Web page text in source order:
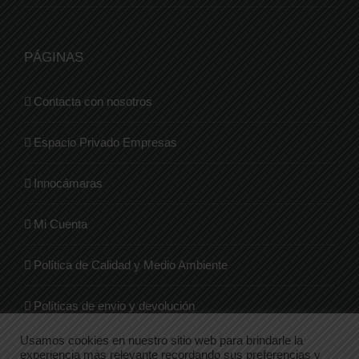
PÁGINAS
Contacta con nosotros
Espacio Privado Empresas
Innocámaras
Mi Cuenta
Política de Calidad y Medio Ambiente
Políticas de envio y devolución
Quienes Somos
Usamos cookies en nuestro sitio web para brindarle la
experiencia más relevante recordando sus preferencias y